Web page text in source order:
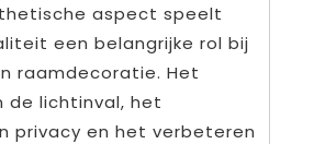
aspect speelt
een belangrijke rol bij
raamdecoratie. Het
de lichtinval, het
privacy en het verbeteren